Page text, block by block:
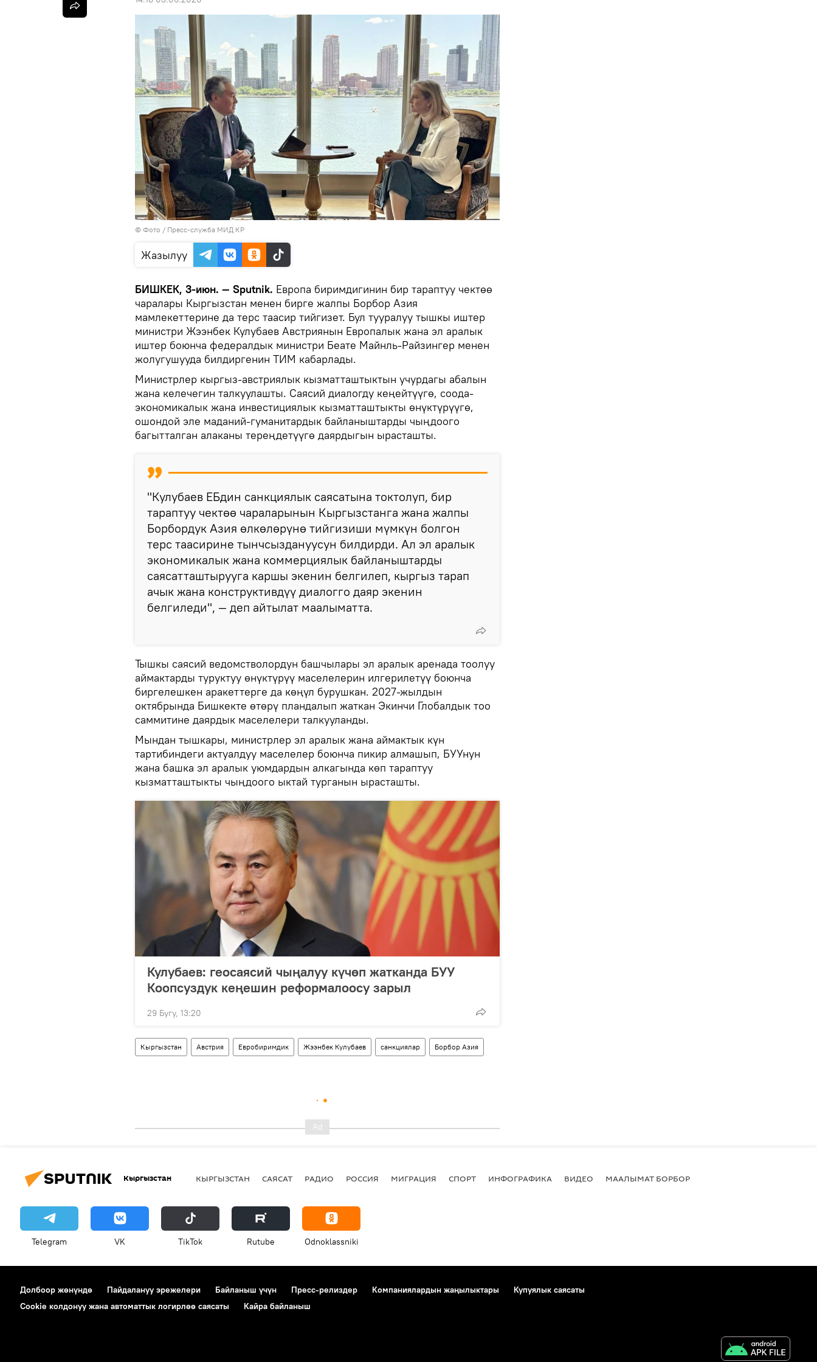
© Фото / Пресс-служба МИД КР
Жазылуу
БИШКЕК, 3-июн. — Sputnik. Европа биримдигинин бир тараптуу чектөө
чаралары Кыргызстан менен бирге жалпы Борбор Азия
мамлекеттерине да терс таасир тийгизет. Бул тууралуу тышкы иштер
министри Жээнбек Кулубаев Австриянын Европалык жана эл аралык
иштер боюнча федералдык министри Беате Майнль-Райзингер менен
жолугушууда билдиргенин ТИМ кабарлады.
Министрлер кыргыз-австриялык кызматташтыктын учурдагы абалын
жана келечегин талкуулашты. Саясий диалогду кеңейтүүгө, соода-
экономикалык жана инвестициялык кызматташтыкты өнүктүрүүгө,
ошондой эле маданий-гуманитардык байланыштарды чыңдоого
багытталган алаканы тереңдетүүгө даярдыгын ырасташты.
"Кулубаев ЕБдин санкциялык саясатына токтолуп, бир
тараптуу чектөө чараларынын Кыргызстанга жана жалпы
Борбордук Азия өлкөлөрүнө тийгизиши мүмкүн болгон
терс таасирине тынчсыздануусун билдирди. Ал эл аралык
экономикалык жана коммерциялык байланыштарды
саясатташтырууга каршы экенин белгилеп, кыргыз тарап
ачык жана конструктивдүү диалогго даяр экенин
белгиледи", — деп айтылат маалыматта.
Тышкы саясий ведомстволордун башчылары эл аралык аренада тоолуу
аймактарды туруктуу өнүктүрүү маселелерин илгерилетүү боюнча
биргелешкен аракеттерге да көңүл бурушкан. 2027-жылдын
октябрында Бишкекте өтөрү пландалып жаткан Экинчи Глобалдык тоо
саммитине даярдык маселелери талкууланды.
Мындан тышкары, министрлер эл аралык жана аймактык күн
тартибиндеги актуалдуу маселелер боюнча пикир алмашып, БУУнун
жана башка эл аралык уюмдардын алкагында көп тараптуу
кызматташтыкты чыңдоого ыктай турганын ырасташты.
Кулубаев: геосаясий чыңалуу күчөп жатканда БУУ
Коопсуздук кеңешин реформалоосу зарыл
29 Бугу, 13:20
Кыргызстан Австрия Евробиримдик Жээнбек Кулубаев санкциялар Борбор Азия
Кыргызстан КЫРГЫЗСТАН САЯСАТ РАДИО РОССИЯ МИГРАЦИЯ СПОРТ ИНФОГРАФИКА ВИДЕО МААЛЫМАТ БОРБОР
Telegram VK ТikТоk Rutube Odnoklassniki
Долбоор жөнүндө Пайдалануу эрежелери Байланыш үчүн Пресс-релиздер Компаниялардын жаңылыктары
Купуялык саясаты
Cookie колдонуу жана автоматтык логирлөө саясаты
Кайра байланыш